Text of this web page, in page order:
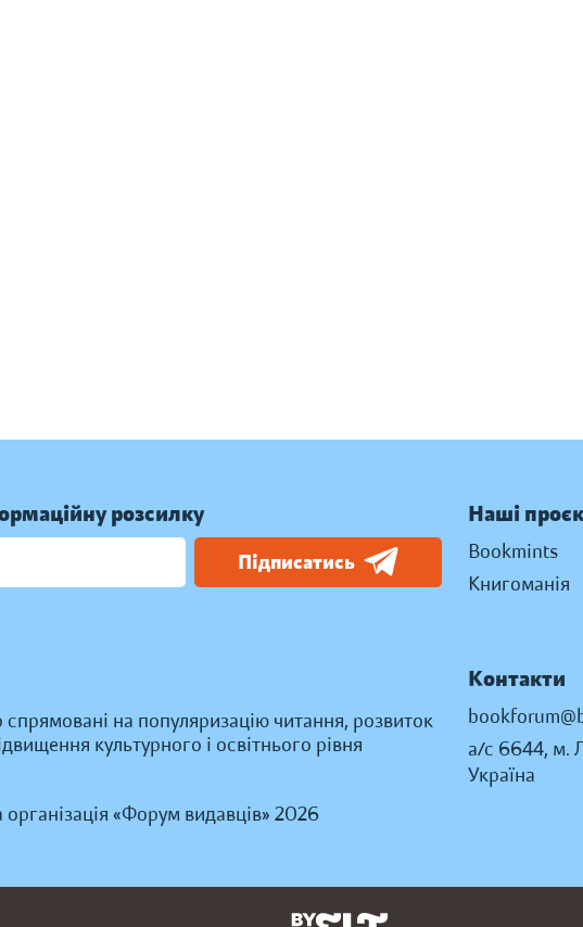
розсилку
Підписатись
спрямовані на популяризацію читання, розвиток
культурного і освітнього рівня
«Форум видавців» 2026
Наші
Bookmints
Книгоманія
Контакти
а/с 6644, м.
Україна